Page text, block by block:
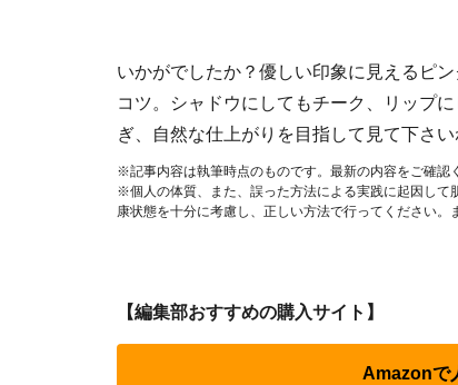
いかがでしたか？優しい印象に見えるピ
コツ。シャドウにしてもチーク、リップ
ぎ、自然な仕上がりを目指して見て下さい
※記事内容は執筆時点のものです。最新の内容をご確認
※個人の体質、また、誤った方法による実践に起因して
康状態を十分に考慮し、正しい方法で行ってください。
【編集部おすすめの購入サイト】
Amazonで